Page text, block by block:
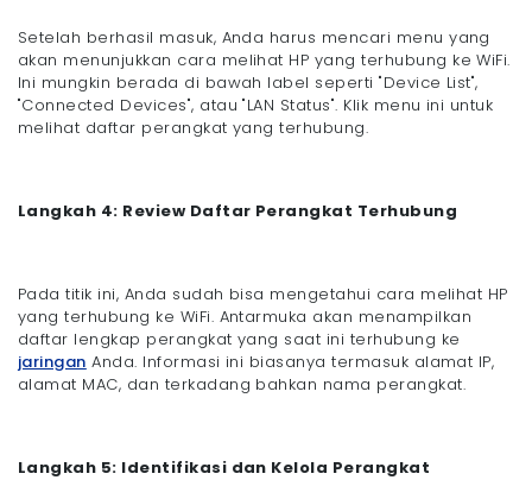
Setelah berhasil masuk, Anda harus mencari menu yang
akan menunjukkan cara melihat HP yang terhubung ke WiFi.
Ini mungkin berada di bawah label seperti "Device List",
"Connected Devices", atau "LAN Status". Klik menu ini untuk
melihat daftar perangkat yang terhubung.
Langkah 4: Review Daftar Perangkat Terhubung
Pada titik ini, Anda sudah bisa mengetahui cara melihat HP
yang terhubung ke WiFi. Antarmuka akan menampilkan
daftar lengkap perangkat yang saat ini terhubung ke
jaringan Anda. Informasi ini biasanya termasuk alamat IP,
alamat MAC, dan terkadang bahkan nama perangkat.
Langkah 5: Identifikasi dan Kelola Perangkat